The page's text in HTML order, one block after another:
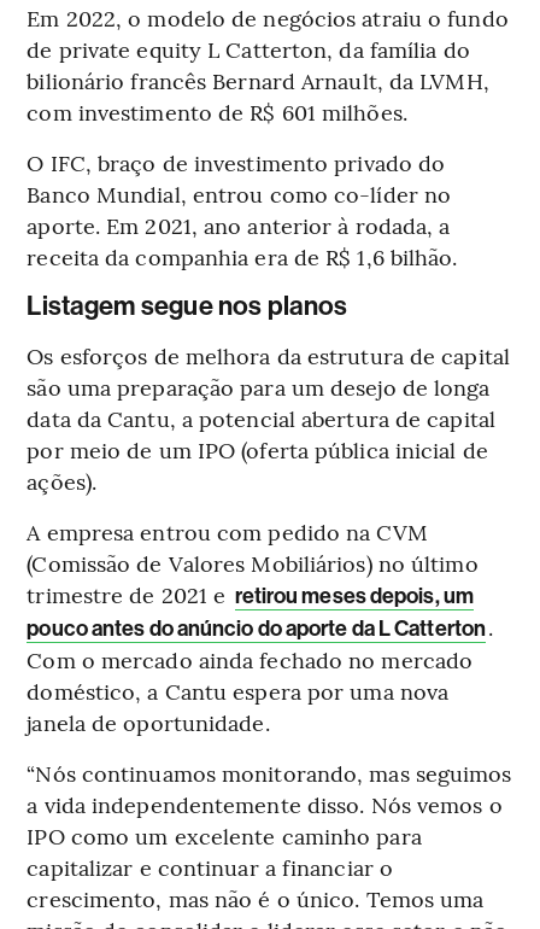
Em 2022, o modelo de negócios atraiu o fundo
de private equity L Catterton, da família do
bilionário francês Bernard Arnault, da LVMH,
com investimento de R$ 601 milhões.
O IFC, braço de investimento privado do
Banco Mundial, entrou como co-líder no
aporte. Em 2021, ano anterior à rodada, a
receita da companhia era de R$ 1,6 bilhão.
Listagem segue nos planos
Os esforços de melhora da estrutura de capital
são uma preparação para um desejo de longa
data da Cantu, a potencial abertura de capital
por meio de um IPO (oferta pública inicial de
ações).
A empresa entrou com pedido na CVM
(Comissão de Valores Mobiliários) no último
trimestre de 2021 e retirou meses depois, um
pouco antes do anúncio do aporte da L Catterton.
Com o mercado ainda fechado no mercado
doméstico, a Cantu espera por uma nova
janela de oportunidade.
“Nós continuamos monitorando, mas seguimos
a vida independentemente disso. Nós vemos o
IPO como um excelente caminho para
capitalizar e continuar a financiar o
crescimento, mas não é o único. Temos uma